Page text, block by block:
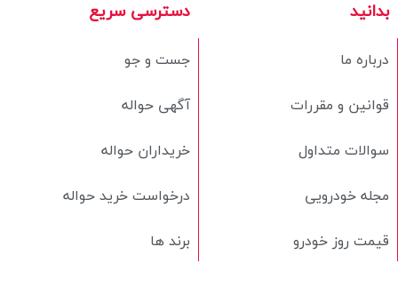
دسترسی سریع
جست و جو
آگهی حواله
خریداران حواله
درخواست خرید حواله
برند ها
بدانید
درباره ما
قوانین و مقررات
سوالات متداول
مجله خودرویی
قیمت روز خودرو